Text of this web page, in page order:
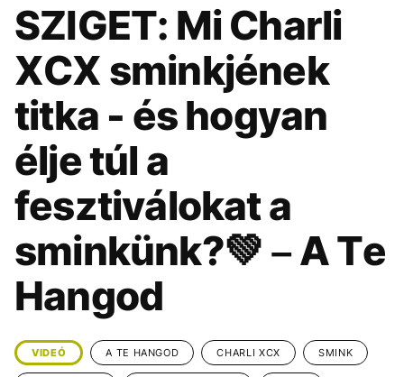
KULTÚRA ENTR
SPORT TÁRSADALOM
KÖZÉLET UTAZÁS
ÉLETMÓD
BESZÉLGETÉSEK ARCOK
VIDEÓ TÖRTÉNETEK
GASZTRO
SEBESTYÉN BALÁZS KONCERT
MAJKA MÉDIA
SZIGET: Mi Charli
XCX sminkjének
titka - és hogyan
élje túl a
fesztiválokat a
sminkünk?💚 – A Te
Hangod
VIDEÓ A TE HANGOD CHARLI XCX SMINK